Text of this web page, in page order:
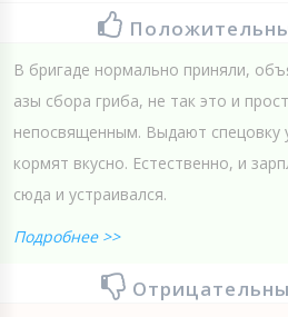
В бригаде нормально приняли,
азы сбора гриба, не так это и
непосвященным. Выдают спецовку
кормят вкусно. Естественно, и
сюда и устраивался.
Подробнее >>